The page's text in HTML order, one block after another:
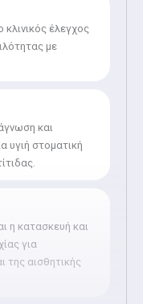
κλινικός έλεγχος
με
και
υγιή στοματική
η κατασκευή και
για
της αισθητικής